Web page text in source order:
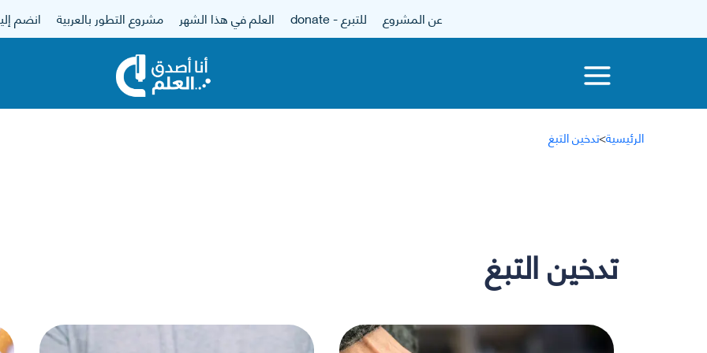
عن المشروع للتبرع - donate العلم في هذا الشهر مشروع التطور بالعربية انضم
الرئيسية>تدخين التبغ
تدخين التبغ